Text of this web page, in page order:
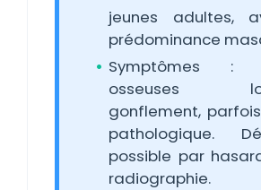
jeunes adultes,
prédominance
Symptômes :
osseuses
gonflement,
pathologique.
possible par
radiographie.